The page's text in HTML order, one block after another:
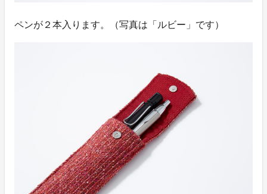
ペンが２本入ります。（写真は「ルビー」です）